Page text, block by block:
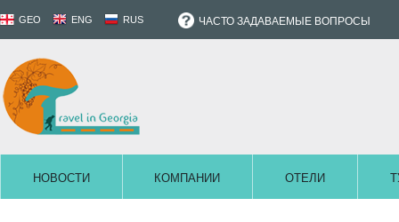
GEO ENG RUS ЧАСТО ЗАДАВАЕМЫЕ ВОПРОСЫ
НОВОСТИ КОМПАНИИ ОТЕЛИ